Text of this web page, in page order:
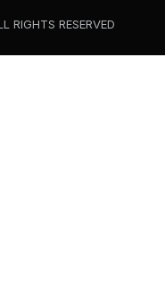
RIGHTS RESERVED